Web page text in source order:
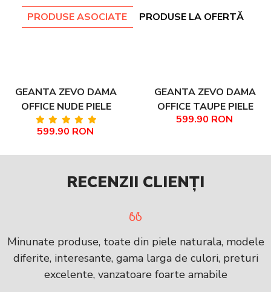
PRODUSE ASOCIATE PRODUSE LA OFERTĂ
GEANTA ZEVO DAMA
OFFICE NUDE PIELE
NATURALA DARINA
599.90 RON
GEANTA ZEVO DAMA
OFFICE TAUPE PIELE
NATURALA DARINA
599.90 RON
RECENZII CLIENȚI
Minunate produse, toate din piele naturala, modele
diferite, interesante, gama larga de culori, preturi
excelente, vanzatoare foarte amabile